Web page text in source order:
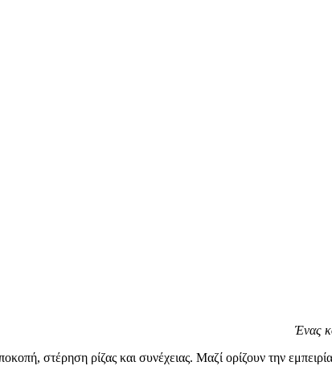
Ένας
στέρηση ρίζας και συνέχειας. Μαζί ορίζουν την